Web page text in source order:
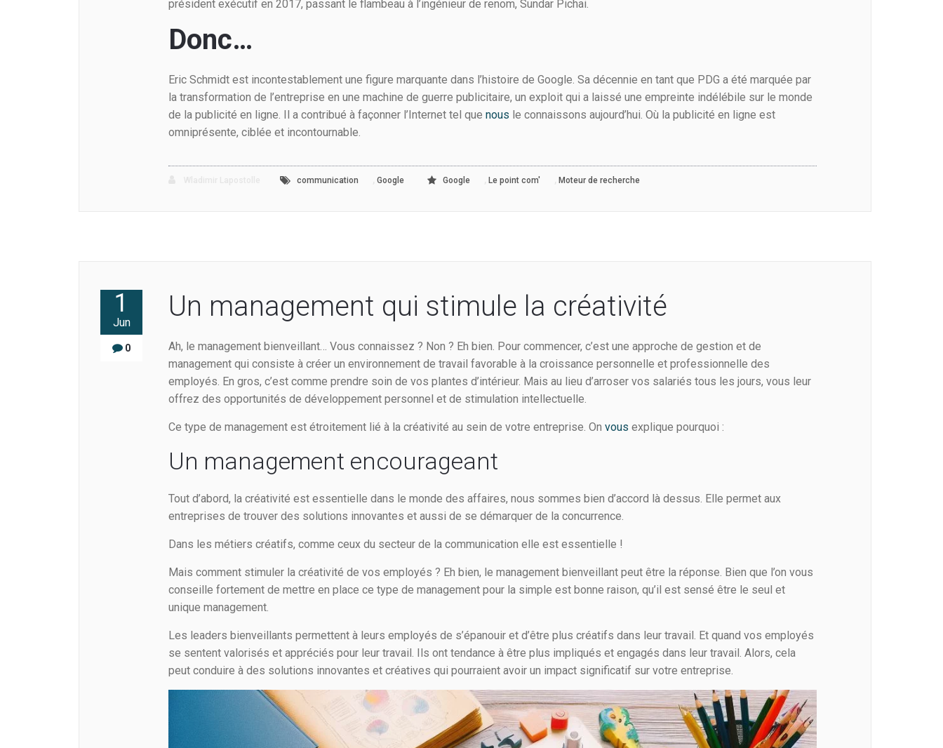
président exécutif en 2017, passant le flambeau à l’ingénieur de renom, Sundar Pichai.
Donc…
Eric Schmidt est incontestablement une figure marquante dans l’histoire de Google. Sa décennie en tant que PDG a été marquée par
la transformation de l’entreprise en une machine de guerre publicitaire, un exploit qui a laissé une empreinte indélébile sur le monde
de la publicité en ligne. Il a contribué à façonner l’Internet tel quenous le connaissons aujourd’hui. Où la publicité en ligne est
omniprésente, ciblée et incontournable.
communication ,Google Google ,Le point com' ,Moteur de recherche
1
Jun
0
Un management qui stimule la créativité
Ah, le management bienveillant… Vous connaissez ? Non ? Eh bien. Pour commencer, c’est une approche de gestion et de
management qui consiste à créer un environnement de travail favorable à la croissance personnelle et professionnelle des
employés. En gros, c’est comme prendre soin de vos plantes d’intérieur. Mais au lieu d’arroser vos salariés tous les jours, vous leur
offrez des opportunités de développement personnel et de stimulation intellectuelle.
Ce type de management est étroitement lié à la créativité au sein de votre entreprise. Onvous explique pourquoi :
Un management encourageant
Tout d’abord, la créativité est essentielle dans le monde des affaires, nous sommes bien d’accord là dessus. Elle permet aux
entreprises de trouver des solutions innovantes et aussi de se démarquer de la concurrence.
Dans les métiers créatifs, comme ceux du secteur de la communication elle est essentielle !
Mais comment stimuler la créativité de vos employés ? Eh bien, le management bienveillant peut être la réponse. Bien que l’on vous
conseille fortement de mettre en place ce type de management pour la simple est bonne raison, qu’il est sensé être le seul et
unique management.
Les leaders bienveillants permettent à leurs employés de s’épanouir et d’être plus créatifs dans leur travail. Et quand vos employés
se sentent valorisés et appréciés pour leur travail. Ils ont tendance à être plus impliqués et engagés dans leur travail. Alors, cela
peut conduire à des solutions innovantes et créatives qui pourraient avoir un impact significatif sur votre entreprise.